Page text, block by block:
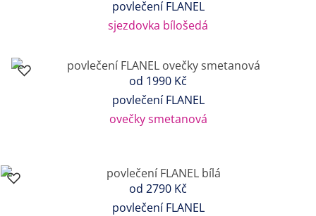
povlečení FLANEL
sjezdovka bílošedá
od 1990 Kč
povlečení FLANEL
ovečky smetanová
od 2790 Kč
povlečení FLANEL